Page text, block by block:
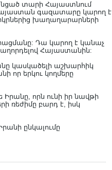
տարի Հայաստնում
Հայաստան գազատարը կարող է
խաղաղարարների
Դա կարող է կանաչ
Հայաստանին:
կասկածելի աշխարհիկ
որ երկու կողմերը
Իրանը, որն ունի իր նավթի
ռեժիմը բարդ է, իսկ
ընկալումը